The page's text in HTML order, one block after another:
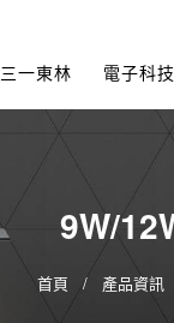
三一東林 電子科技
9W/
首頁 產品資訊